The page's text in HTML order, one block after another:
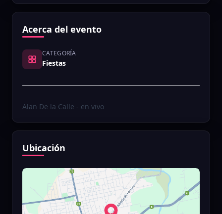
Acerca del evento
CATEGORÍA
Fiestas
Alan De la Calle - en vivo
Ubicación